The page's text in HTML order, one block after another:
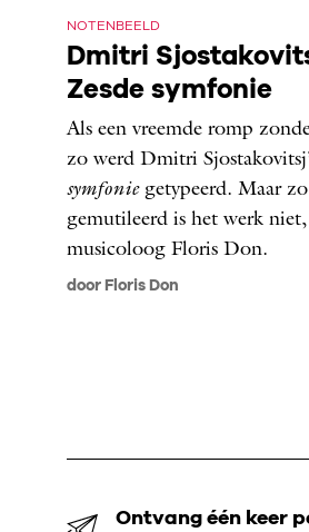
NOTENBEELD
Dmitri
Zesde symfonie
Als een vreemde romp
zo werd Dmitri
symfoniegetypeerd. Maar zo
gemutileerd is het werk
musicoloog Floris Don.
door Floris Don
Ontvang één keer